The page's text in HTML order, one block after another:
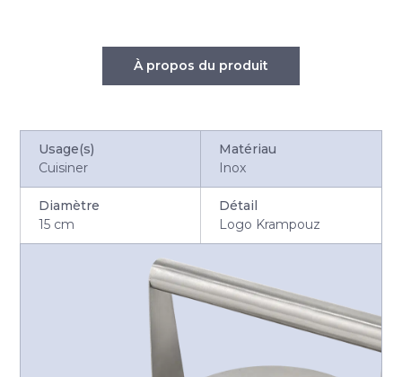
À propos du produit
Usage(s)
Cuisiner
Matériau
Inox
Diamètre
15 cm
Détail
Logo Krampouz